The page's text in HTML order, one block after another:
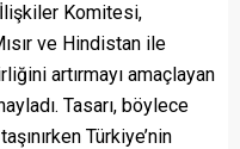
Komitesi,
ve Hindistan ile
artırmayı amaçlayan
Tasarı, böylece
Türkiye’nin